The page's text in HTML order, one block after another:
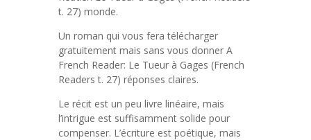
t. 27) monde.
Un roman qui vous fera télécharger
gratuitement mais sans vous donner A
French Reader: Le Tueur à Gages (French
Readers t. 27) réponses claires.
Le récit est un peu livre linéaire, mais
l’intrigue est suffisamment solide pour
compenser. L’écriture est poétique, mais